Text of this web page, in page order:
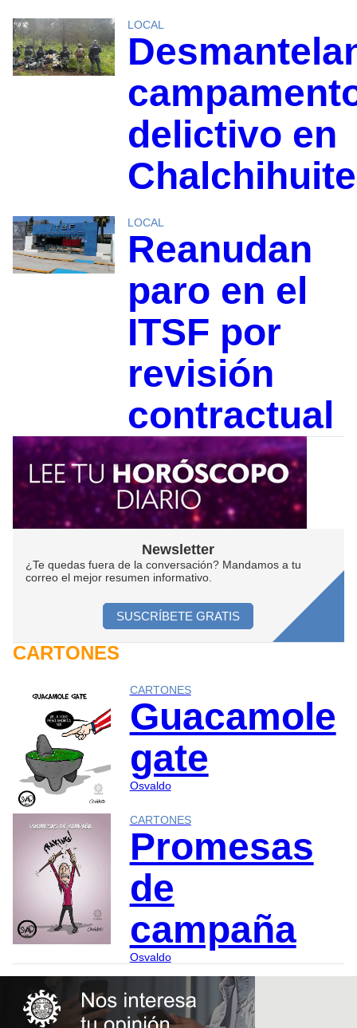
LOCAL
delictivo en
LOCAL
Reanudan
paro en el
ITSF por
revisión
contractual
Newsletter
¿Te quedas fuera de la conversación? Mandamos a tu
correo el mejor resumen informativo.
SUSCRÍBETE GRATIS
CARTONES
CARTONES
Guacamole
gate
Osvaldo
CARTONES
Promesas
de
campaña
Osvaldo